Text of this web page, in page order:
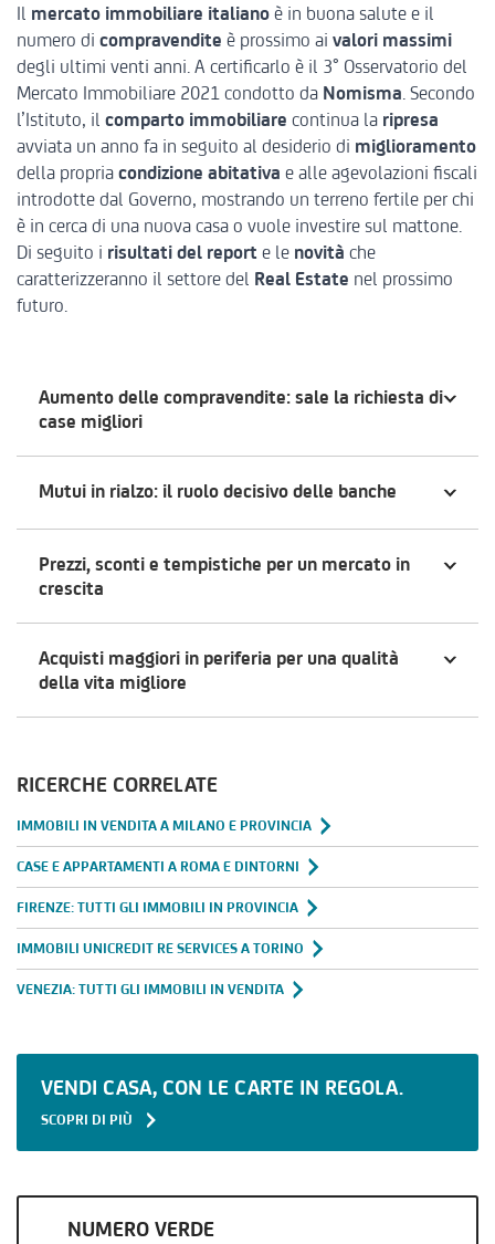
RICERCHE CORRELATE
IMMOBILI IN VENDITA A MILANO E PROVINCIA
CASE E APPARTAMENTI A ROMA E DINTORNI
FIRENZE: TUTTI GLI IMMOBILI IN PROVINCIA
IMMOBILI UNICREDIT RE SERVICES A TORINO
VENEZIA: TUTTI GLI IMMOBILI IN VENDITA
VENDI CASA, CON LE CARTE IN REGOLA.
SCOPRI DI PIÙ
NUMERO VERDE
Il mercato immobiliare italiano è in buona salute e il
numero di compravendite è prossimo ai valori massimi
degli ultimi venti anni. A certificarlo è il 3° Osservatorio del
Mercato Immobiliare 2021 condotto da Nomisma. Secondo
l’Istituto, il comparto immobiliare continua la ripresa
avviata un anno fa in seguito al desiderio di miglioramento
della propria condizione abitativa e alle agevolazioni fiscali
introdotte dal Governo, mostrando un terreno fertile per chi
è in cerca di una nuova casa o vuole investire sul mattone.
Di seguito i risultati del report e le novità che
caratterizzeranno il settore del Real Estate nel prossimo
futuro.
Aumento delle compravendite: sale la richiesta di
case migliori
Mutui in rialzo: il ruolo decisivo delle banche
Prezzi, sconti e tempistiche per un mercato in
crescita
Acquisti maggiori in periferia per una qualità
della vita migliore